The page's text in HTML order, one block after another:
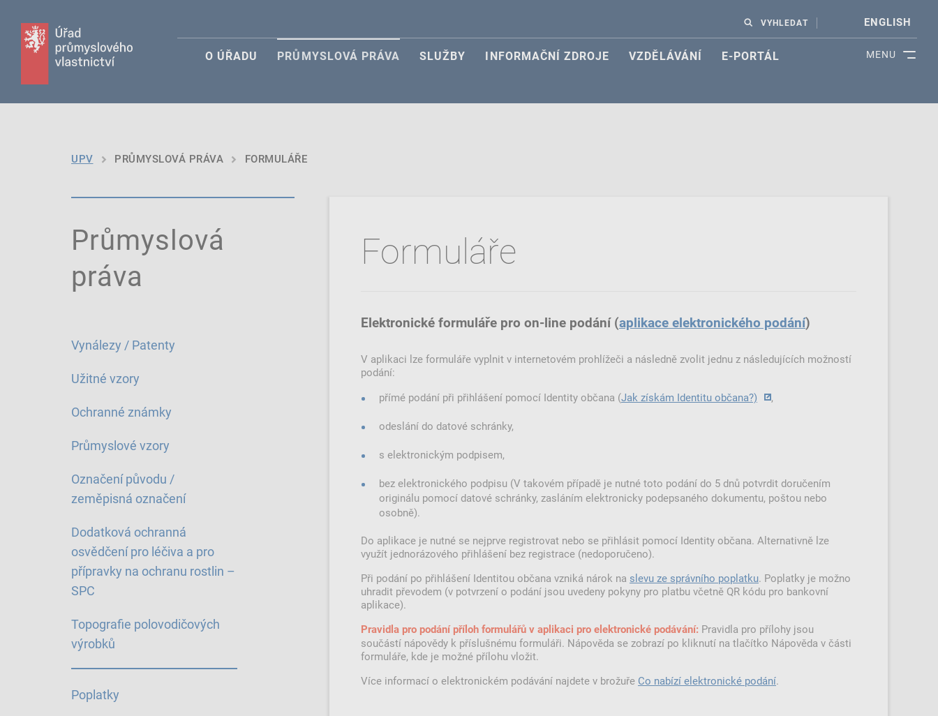
MENU
VYHLEDAT ENGLISH
O ÚŘADU PRŮMYSLOVÁ PRÁVA SLUŽBY INFORMAČNÍ ZDROJE VZDĚLÁVÁNÍ E-PORTÁL
UPV PRŮMYSLOVÁ PRÁVA FORMULÁŘE
Průmyslová
práva
Vynálezy / Patenty
Užitné vzory
Ochranné známky
Průmyslové vzory
Označení původu /
zeměpisná označení
Dodatková ochranná
osvědčení pro léčiva a pro
přípravky na ochranu rostlin –
SPC
Topografie polovodičových
výrobků
Poplatky
Formuláře
Elektronické formuláře pro on-line podání (aplikace elektronického podání)
V aplikaci lze formuláře vyplnit v internetovém prohlížeči a následně zvolit jednu z následujících možností
podání:
přímé podání při přihlášení pomocí Identity občana (Jak získám Identitu občana?) ,
odeslání do datové schránky,
s elektronickým podpisem,
bez elektronického podpisu (V takovém případě je nutné toto podání do 5 dnů potvrdit doručením
originálu pomocí datové schránky, zasláním elektronicky podepsaného dokumentu, poštou nebo
osobně).
Do aplikace je nutné se nejprve registrovat nebo se přihlásit pomocí Identity občana. Alternativně lze
využít jednorázového přihlášení bez registrace (nedoporučeno).
Při podání po přihlášení Identitou občana vzniká nárok na slevu ze správního poplatku. Poplatky je možno
uhradit převodem (v potvrzení o podání jsou uvedeny pokyny pro platbu včetně QR kódu pro bankovní
aplikace).
Pravidla pro podání příloh formulářů v aplikaci pro elektronické podávání: Pravidla pro přílohy jsou
součástí nápovědy k příslušnému formuláři. Nápověda se zobrazí po kliknutí na tlačítko Nápověda v části
formuláře, kde je možné přílohu vložit.
Více informací o elektronickém podávání najdete v brožuře Co nabízí elektronické podání.